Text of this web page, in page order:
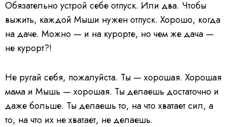
Обязательно устрой себе отпуск. Или два. Чтобы
выжить, каждой Мыши нужен отпуск. Хорошо, когда
на даче. Можно — и на курорте, но чем же дача —
не курорт?!
Не ругай себя, пожалуйста. Ты — хорошая. Хорошая
мама и Мышь — хорошая. Ты делаешь достаточно и
даже больше. Ты делаешь то, на что хватает сил, а
то, на что их не хватает, не делаешь.